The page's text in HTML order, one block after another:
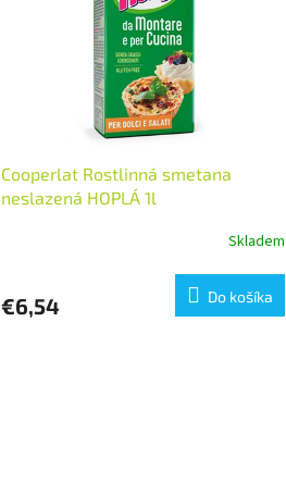
Cooperlat Rostlinná smetana
neslazená HOPLÁ 1l
Skladem
€6,54 Do košíka